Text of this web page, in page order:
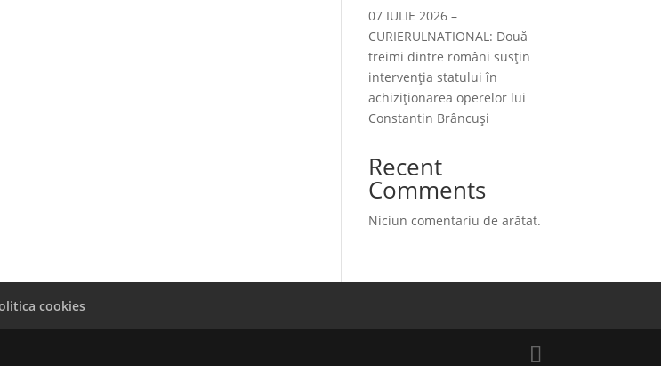
07 IULIE 2026 –
CURIERULNATIONAL: Două
treimi dintre români susțin
intervenția statului în
achiziționarea operelor lui
Constantin Brâncuși
Recent
Comments
Niciun comentariu de arătat.
cookies